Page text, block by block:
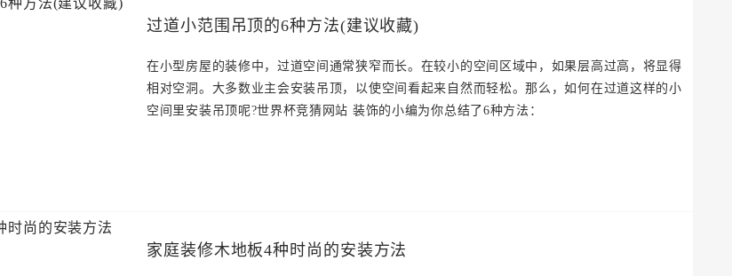
过道小范围吊顶的6种方法(建议收藏)
在小型房屋的装修中，过道空间通常狭窄而长。在较小的空间区域中，如果层高过高，将显得
相对空洞。大多数业主会安装吊顶，以使空间看起来自然而轻松。那么，如何在过道这样的小
空间里安装吊顶呢?世界杯竞猜网站 装饰的小编为你总结了6种方法：
家庭装修木地板4种时尚的安装方法